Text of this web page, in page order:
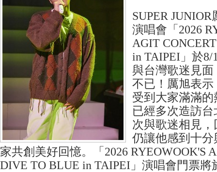
SUPER
演唱會「2026
AGIT
in TAIPEI」於8/
與台灣歌迷見面
不已！厲旭表
受到大家滿滿
已經多次造訪
次與歌迷相見
仍讓他感到十
家共創美好回憶。「2026 RYEOWOOK'S
DIVE TO BLUE in TAIPEI」演唱會門票將